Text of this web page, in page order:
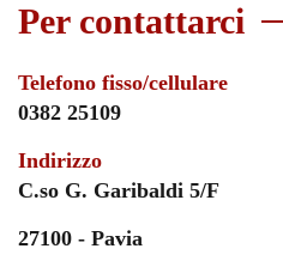
Per contattarci
Telefono fisso/cellulare
0382 25109
Indirizzo
C.so G. Garibaldi 5/F
27100 - Pavia